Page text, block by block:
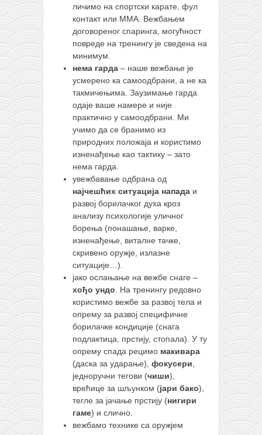
личимо на спортски карате, фул
контакт или ММА. Вежбањем
договореног спаринга, могућност
повреде на тренингу је сведена на
минимум.
нема гарда – наше вежбање је
усмерено ка самоодбрани, а не ка
такмичењима. Заузимање гарда
одаје ваше намере и није
практично у самоодбрани. Ми
учимо да се бранимо из
природних положаја и користимо
изненађење као тактику – зато
нема гарда.
увежбавање одбрана од
најчешћих ситуација напада и
развој борилачког духа кроз
анализу психологије уличног
борења (понашање, варке,
изненађење, виталне тачке,
скривено оружје, излазне
ситуације…).
јако ослањање на вежбе снаге –
хођо ундо . На тренингу редовно
користимо вежбе за развој тела и
опрему за развој специфичне
борилачке кондиције (снага
подлактица, прстију, стопала). У ту
опрему спада рецимо макивара
(даска за ударање), фокусери
једноручни тегови (чиши),
врећице за шљунком (јари бако),
тегле за јачање прстију (нигири
гаме) и слично.
вежбамо технике са оружјем